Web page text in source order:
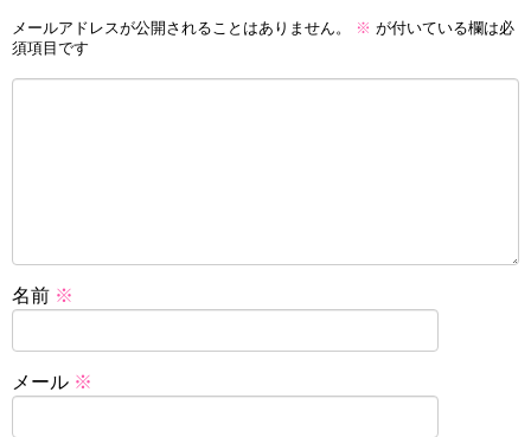
メールアドレスが公開されることはありません。 ※ が付いている欄は必
須項目です
名前 ※
メール ※